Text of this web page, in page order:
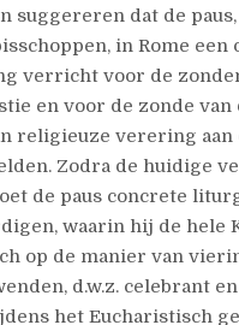
suggereren dat de
in Rome een
verricht voor de
en voor de zonde van
religieuze verering aan
Zodra de huidige
de paus concrete
waarin hij de hele
op de manier van
d.w.z. celebrant en
het Eucharistisch